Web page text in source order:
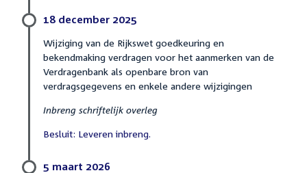
18 december 2025
Wijziging van de Rijkswet goedkeuring en
bekendmaking verdragen voor het aanmerken van de
Verdragenbank als openbare bron van
verdragsgegevens en enkele andere wijzigingen
Inbreng schriftelijk overleg
Besluit: Leveren inbreng.
5 maart 2026